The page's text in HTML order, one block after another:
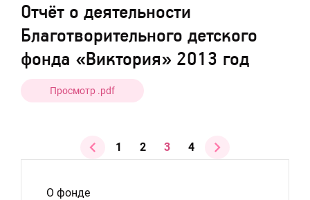
Отчёт о деятельности
Благотворительного детского
фонда «Виктория» 2013 год
Просмотр .pdf
1 2 3 4
О фонде